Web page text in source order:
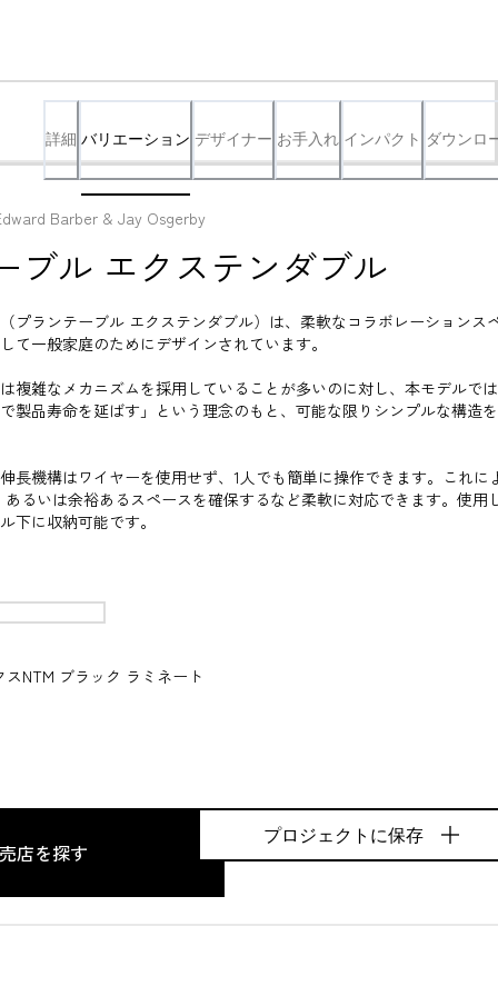
詳細 バリエーション デザイナー お手入れ インパクト ダウンロ
Barber & Jay Osgerby
ブル エクステンダブル
プランテーブル エクステンダブル）は、柔軟なコラボレーションス
て一般家庭のためにデザインされています。
複雑なメカニズムを採用していることが多いのに対し、本モデルでは
製品寿命を延ばす」という理念のもと、可能な限りシンプルな構造を
長機構はワイヤーを使用せず、1人でも簡単に操作できます。これに
あるいは余裕あるスペースを確保するなど柔軟に対応できます。使用
下に収納可能です。
スNTM ブラック ラミネート
店を探す
プロジェクトに保存